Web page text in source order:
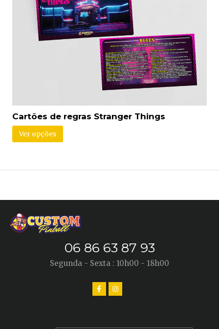
Cartões de regras Stranger Things
Ver opções
06 86 63 87 93
Segunda - Sexta : 10h00 - 18h00